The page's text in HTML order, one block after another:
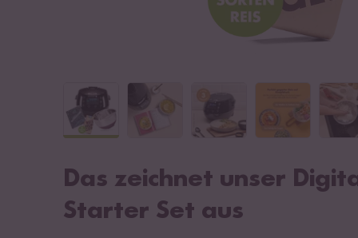
Das zeichnet unser
Starter Set aus